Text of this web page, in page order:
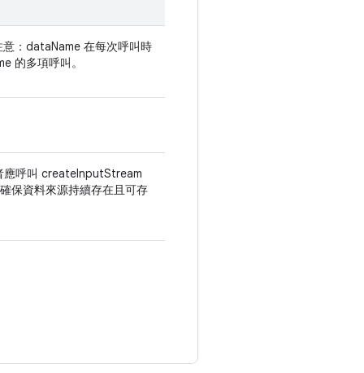
：dataName 在每次呼叫時
的多項呼叫。
應呼叫 createInputStream
保資料來源持續存在且可存